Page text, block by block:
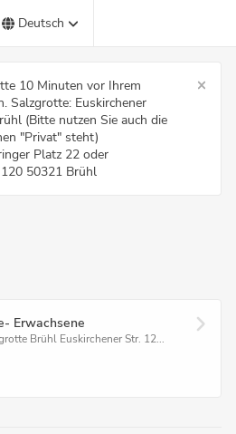
Deutsch
10 Minuten vor Ihrem
Salzgrotte: Euskirchener
(Bitte nutzen Sie auch die
"Privat" steht)
Platz 22 oder
50321 Brühl
Erwachsene
Brühl Euskirchener Str. 12...